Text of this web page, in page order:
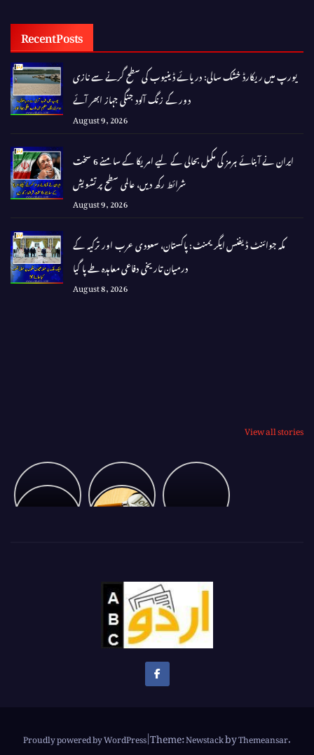
Recent Posts
یورپ میں ریکارڈ خشک سالی: دریائے ڈینیوب کی سطح گرنے سے نازی
دور کے زنگ آلود جنگی جہاز ابھر آئے
August 9, 2026
ایران نے آبنائے ہرمز کی مکمل بحالی کے لیے امریکا کے سامنے 6 سخت
شرائط رکھ دیں، عالمی سطح پر تشویش
August 9, 2026
مکہ جوائنٹ ڈیفنس ایگریمنٹ: پاکستان، سعودی عرب اور ترکیہ کے
درمیان تاریخی دفاعی معاہدہ طے پا گیا
August 8, 2026
View all stories
Glimpse
of
Cricket
بشیر
بلور
پشاور
Ambani
showing
Vantra
Pakistan
U-
Proudly powered by WordPress|Theme:NewstackbyThemeansar.